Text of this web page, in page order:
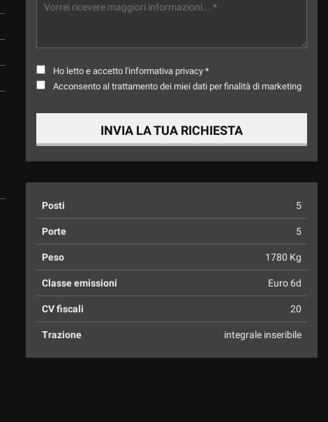
Ho letto e accetto l'informativa privacy *
Acconsento al trattamento dei miei dati per finalità di marketing
INVIA LA TUA RICHIESTA
Posti 5
Porte 5
Peso 1780 Kg
Classe emissioni Euro 6d
CV fiscali 20
Trazione integrale inseribile